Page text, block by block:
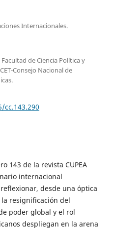
Internacionales.
de Ciencia Política y
Consejo Nacional de
143 de la revista CUPEA
internacional
desde una óptica
resignificación del
poder global y el rol
despliegan en la arena